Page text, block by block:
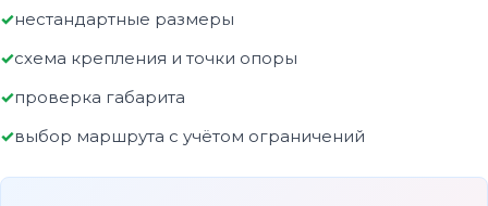
нестандартные размеры
схема крепления и точки опоры
проверка габарита
выбор маршрута с учётом ограничений